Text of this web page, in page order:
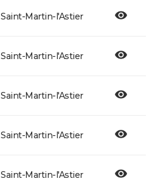
Saint-Martin-l'Astier
Saint-Martin-l'Astier
Saint-Martin-l'Astier
Saint-Martin-l'Astier
Saint-Martin-l'Astier